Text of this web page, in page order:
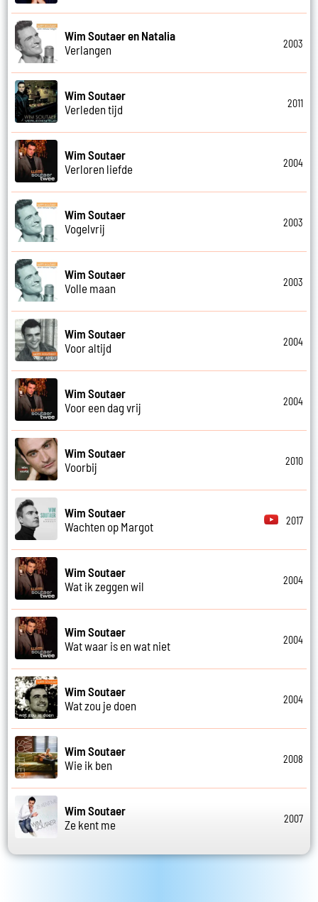
Wim Soutaer en Natalia
Verlangen
2003
Wim Soutaer
Verleden tijd
2011
Wim Soutaer
Verloren liefde
2004
Wim Soutaer
Vogelvrij
2003
Wim Soutaer
Volle maan
2003
Wim Soutaer
Voor altijd
2004
Wim Soutaer
Voor een dag vrij
2004
Wim Soutaer
Voorbij
2010
Wim Soutaer
Wachten op Margot
2017
Wim Soutaer
Wat ik zeggen wil
2004
Wim Soutaer
Wat waar is en wat niet
2004
Wim Soutaer
Wat zou je doen
2004
Wim Soutaer
Wie ik ben
2008
Wim Soutaer
Ze kent me
2007